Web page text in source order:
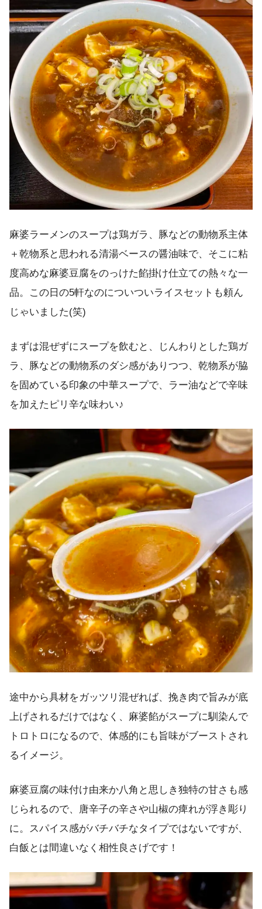
麻婆ラーメンのスープは鶏ガラ、豚などの動物系主体
＋乾物系と思われる清湯ベースの醤油味で、そこに粘
度高めな麻婆豆腐をのっけた餡掛け仕立ての熱々な一
品。この日の5軒なのについついライスセットも頼ん
じゃいました(笑)
まずは混ぜずにスープを飲むと、じんわりとした鶏ガ
ラ、豚などの動物系のダシ感がありつつ、乾物系が脇
を固めている印象の中華スープで、ラー油などで辛味
を加えたピリ辛な味わい♪
途中から具材をガッツリ混ぜれば、挽き肉で旨みが底
上げされるだけではなく、麻婆餡がスープに馴染んで
トロトロになるので、体感的にも旨味がブーストされ
るイメージ。
麻婆豆腐の味付け由来か八角と思しき独特の甘さも感
じられるので、唐辛子の辛さや山椒の痺れが浮き彫り
に。スパイス感がバチバチなタイプではないですが、
白飯とは間違いなく相性良さげです！